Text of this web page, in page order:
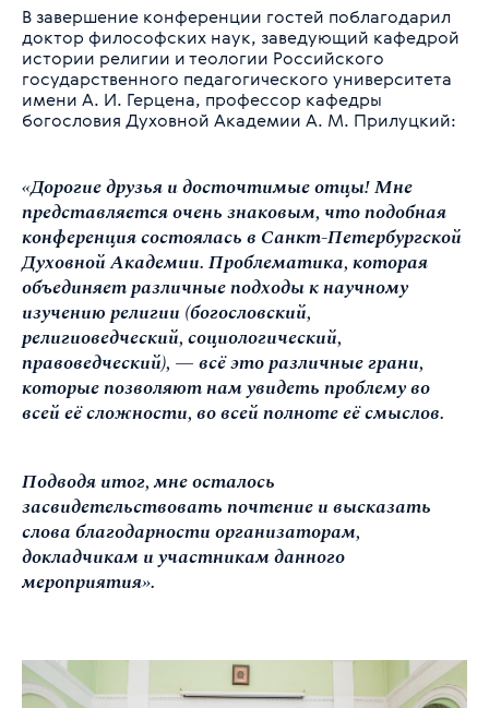
В завершение конференции гостей поблагодарил
доктор философских наук, заведующий кафедрой
истории религии и теологии Российского
государственного педагогического университета
имени А. И. Герцена, профессор кафедры
богословия Духовной Академии А. М. Прилуцкий:
«Дорогие друзья и досточтимые отцы! Мне
представляется очень знаковым, что подобная
конференция состоялась в Санкт-Петербургской
Духовной Академии. Проблематика, которая
объединяет различные подходы к научному
изучению религии (богословский,
религиоведческий, социологический,
правоведческий), — всё это различные грани,
которые позволяют нам увидеть проблему во
всей её сложности, во всей полноте её смыслов.
Подводя итог, мне осталось
засвидетельствовать почтение и высказать
слова благодарности организаторам,
докладчикам и участникам данного
мероприятия».